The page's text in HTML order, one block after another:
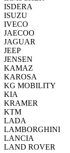
ISDERA
ISUZU
IVECO
JAECOO
JAGUAR
JEEP
JENSEN
KAMAZ
KAROSA
KG MOBILITY
KIA
KRAMER
KTM
LADA
LAMBORGHINI
LANCIA
LAND ROVER